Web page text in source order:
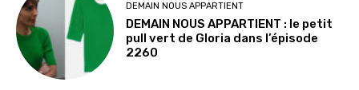
DEMAIN NOUS APPARTIENT
DEMAIN NOUS APPARTIENT : le petit
pull vert de Gloria dans l’épisode
2260